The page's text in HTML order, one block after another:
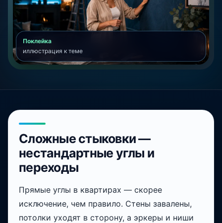
Поклейка
иллюстрация к теме
Сложные стыковки —
нестандартные углы и
переходы
Прямые углы в квартирах — скорее
исключение, чем правило. Стены завалены,
потолки уходят в сторону, а эркеры и ниши